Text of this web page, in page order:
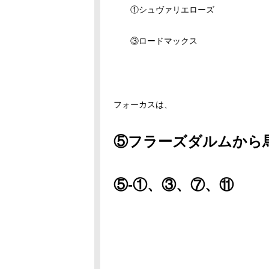
①シュヴァリエローズ
③ロードマックス
フォーカスは、
⑤フラーズダルムから
⑤-①、③、⑦、⑪